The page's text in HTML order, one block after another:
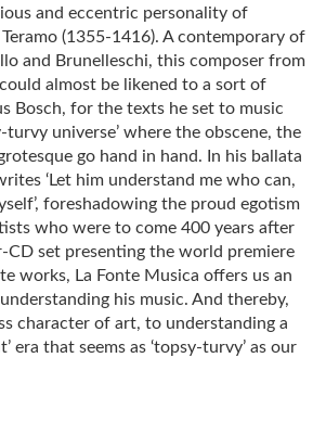
and eccentric personality of
(1355-1416). A contemporary of
and Brunelleschi, this composer from
almost be likened to a sort of
Bosch, for the texts he set to music
turvy universe’ where the obscene, the
go hand in hand. In his ballata
‘Let him understand me who can,
foreshadowing the proud egotism
who were to come 400 years after
set presenting the world premiere
works, La Fonte Musica offers us an
his music. And thereby,
character of art, to understanding a
era that seems as ‘topsy-turvy’ as our